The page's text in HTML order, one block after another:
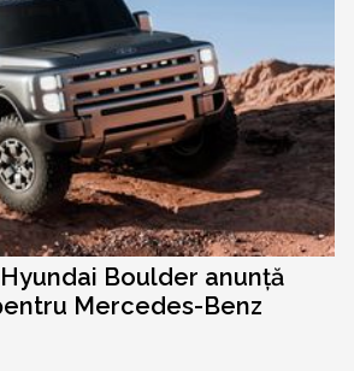
Boulder anunță
Mercedes-Benz